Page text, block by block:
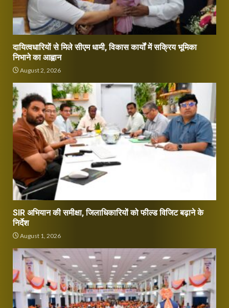
दायित्वधारियों से मिले सीएम धामी, विकास कार्यों में सक्रिय भूमिका
निभाने का आह्वान
August 2, 2026
SIR अभियान की समीक्षा, जिलाधिकारियों को फील्ड विजिट बढ़ाने के
निर्देश
August 1, 2026